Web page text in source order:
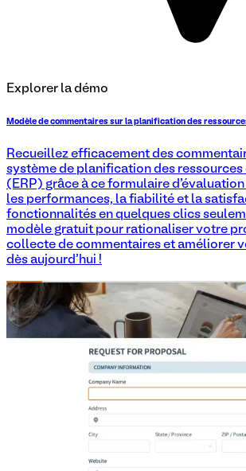
Explorer la démo
Modèle de commentaires sur la planification des
Recueillez efficacement des
système de planification des ressources
(ERP) grâce à ce formulaire
les performances, la fiabilité et la
fonctionnalités en quelques clics
modèle gratuit pour rationaliser votre
collecte de commentaires et améliorer
dès aujourd'hui !